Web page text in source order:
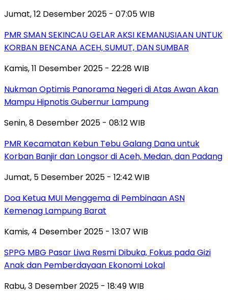
Jumat, 12 Desember 2025 - 07:05 WIB
PMR SMAN SEKINCAU GELAR AKSI KEMANUSIAAN UNTUK
KORBAN BENCANA ACEH, SUMUT, DAN SUMBAR
Kamis, 11 Desember 2025 - 22:28 WIB
Nukman Optimis Panorama Negeri di Atas Awan Akan
Mampu Hipnotis Gubernur Lampung
Senin, 8 Desember 2025 - 08:12 WIB
PMR Kecamatan Kebun Tebu Galang Dana untuk
Korban Banjir dan Longsor di Aceh, Medan, dan Padang
Jumat, 5 Desember 2025 - 12:42 WIB
Doa Ketua MUI Menggema di Pembinaan ASN
Kemenag Lampung Barat
Kamis, 4 Desember 2025 - 13:07 WIB
SPPG MBG Pasar Liwa Resmi Dibuka, Fokus pada Gizi
Anak dan Pemberdayaan Ekonomi Lokal
Rabu, 3 Desember 2025 - 18:49 WIB